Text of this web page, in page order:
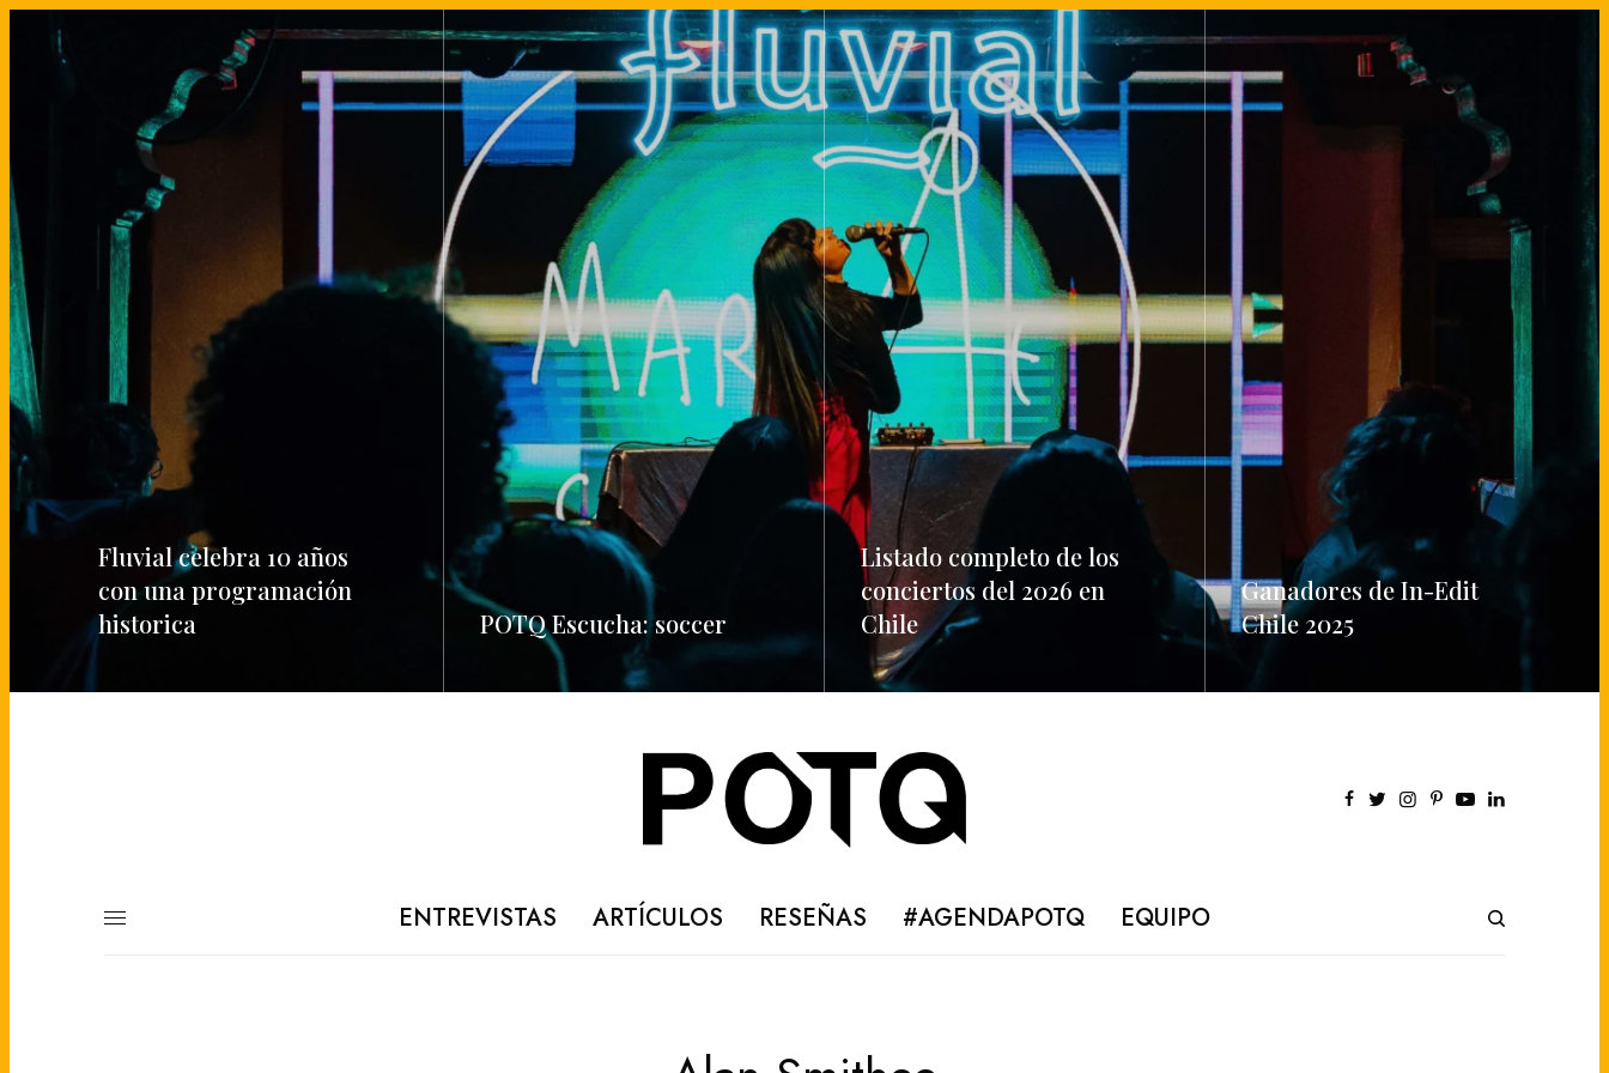
Fluvial celebra 10 años
con una programación
historica
POTQ Escucha: soccer
Listado completo de los
conciertos del 2026 en
Chile
READ MORE
Ganadores de In-Edit
Chile 2025
ENTREVISTAS ARTÍCULOS RESEÑAS #AGENDAPOTQ EQUIPO